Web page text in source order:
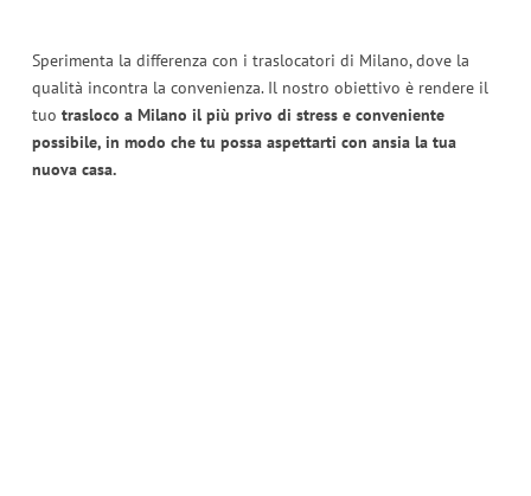
Sperimenta la differenza con i traslocatori di Milano, dove la
qualità incontra la convenienza. Il nostro obiettivo è rendere il
tuo trasloco a Milano il più privo di stress e conveniente
possibile, in modo che tu possa aspettarti con ansia la tua
nuova casa.